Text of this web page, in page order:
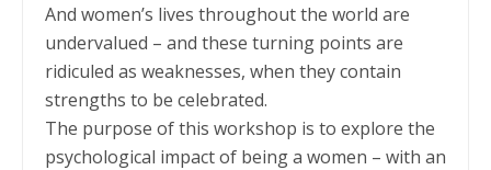
And women’s lives throughout the world are
undervalued – and these turning points are
ridiculed as weaknesses, when they contain
strengths to be celebrated.
The purpose of this workshop is to explore the
psychological impact of being a women – with an